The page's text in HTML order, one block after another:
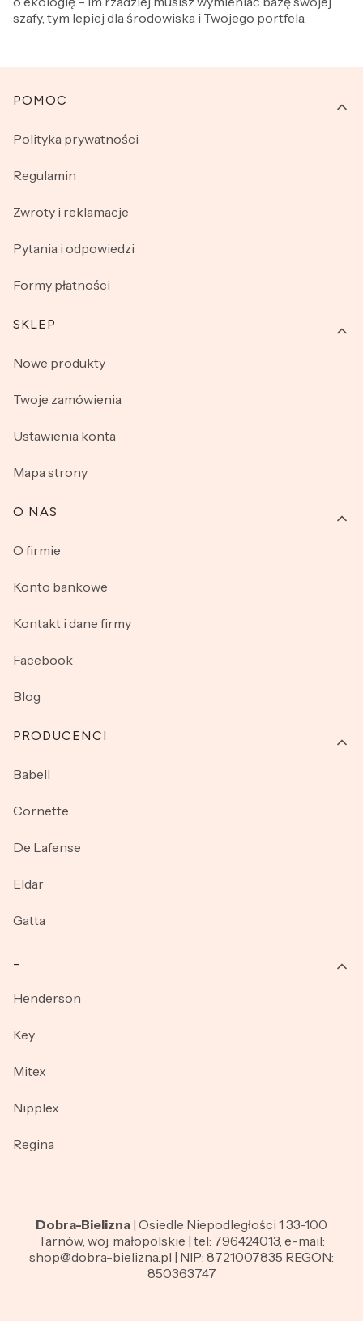
szafy, tym lepiej dla środowiska i Twojego portfela.
Linki w stopce
POMOC
Polityka prywatności
Regulamin
Zwroty i reklamacje
Pytania i odpowiedzi
Formy płatności
SKLEP
Nowe produkty
Twoje zamówienia
Ustawienia konta
Mapa strony
O NAS
O firmie
Konto bankowe
Kontakt i dane firmy
Facebook
Blog
PRODUCENCI
Babell
Cornette
De Lafense
Eldar
Gatta
Henderson
Key
Mitex
Nipplex
Regina
Dobra-Bielizna | Osiedle Niepodległości 1 33-100
Tarnów, woj. małopolskie | tel: 796424013, e-mail:
shop@dobra-bielizna.pl | NIP: 8721007835 REGON:
850363747